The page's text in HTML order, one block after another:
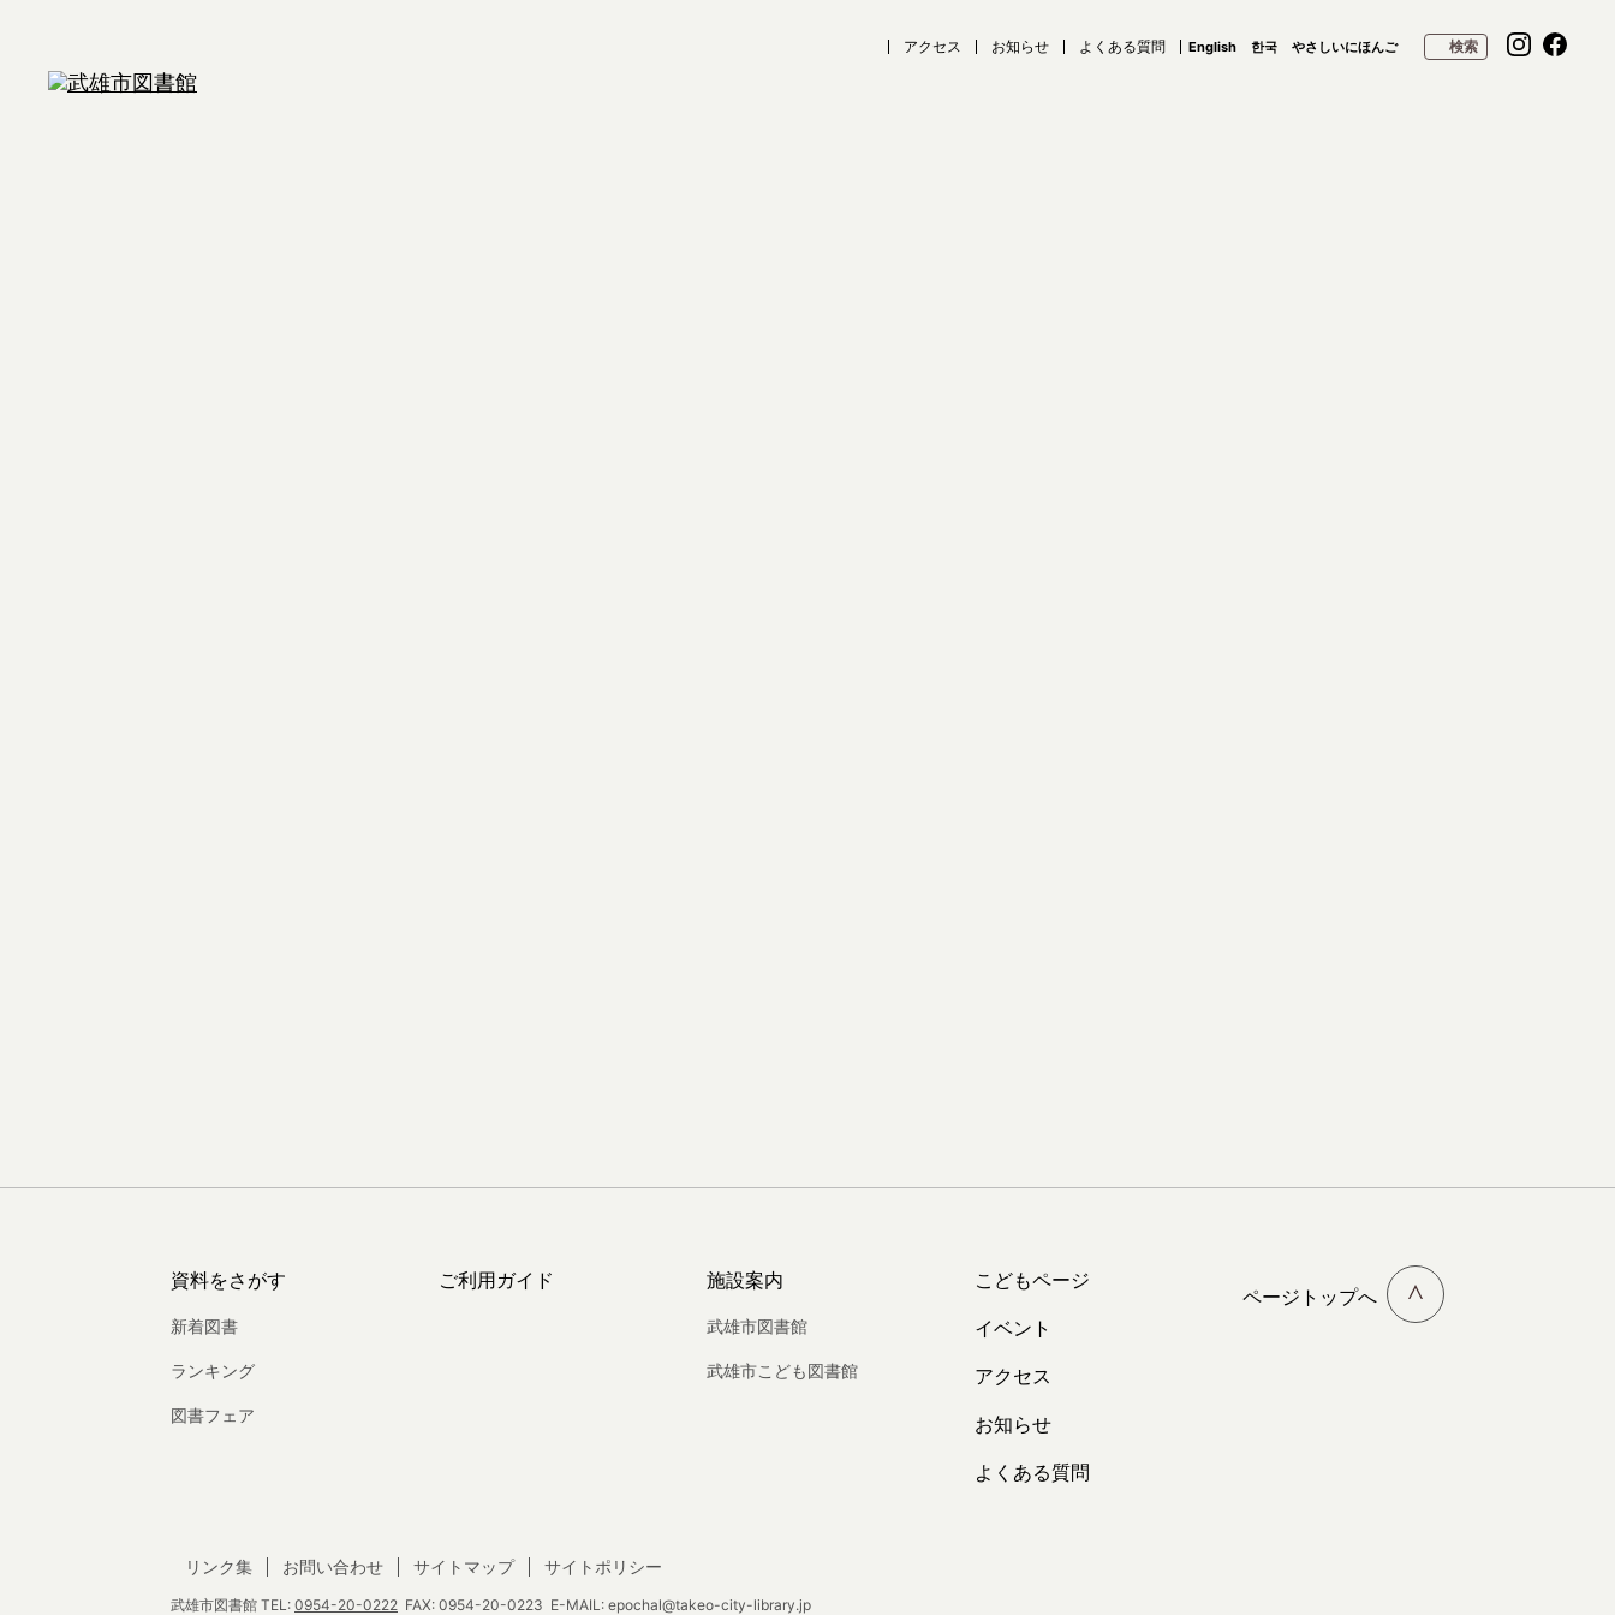
アクセス お知らせ よくある質問 English 한국 やさしいにほんご 検索
資料をさがす
新着図書
ランキング
図書フェア
ご利用ガイド 施設案内
武雄市図書館
武雄市こども図書館
こどもページ
イベント
アクセス
お知らせ
よくある質問
ページトップへ
武雄市図書館 TEL: 0954-20-0222 FAX: 0954-20-0223 E-MAIL: epochal@takeo-city-library.jp
リンク集 お問い合わせ サイトマップ サイトポリシー